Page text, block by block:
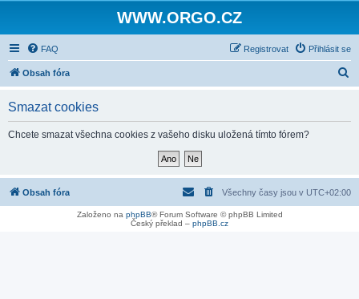
WWW.ORGO.CZ
FAQ Přihlásit se
Registrovat
Obsah fóra
Smazat cookies
Chcete smazat všechna cookies z vašeho disku uložená tímto fórem?
Obsah fóra Všechny časy jsou v UTC+02:00
Založeno na phpBB® Forum Software © phpBB Limited
Český překlad – phpBB.cz